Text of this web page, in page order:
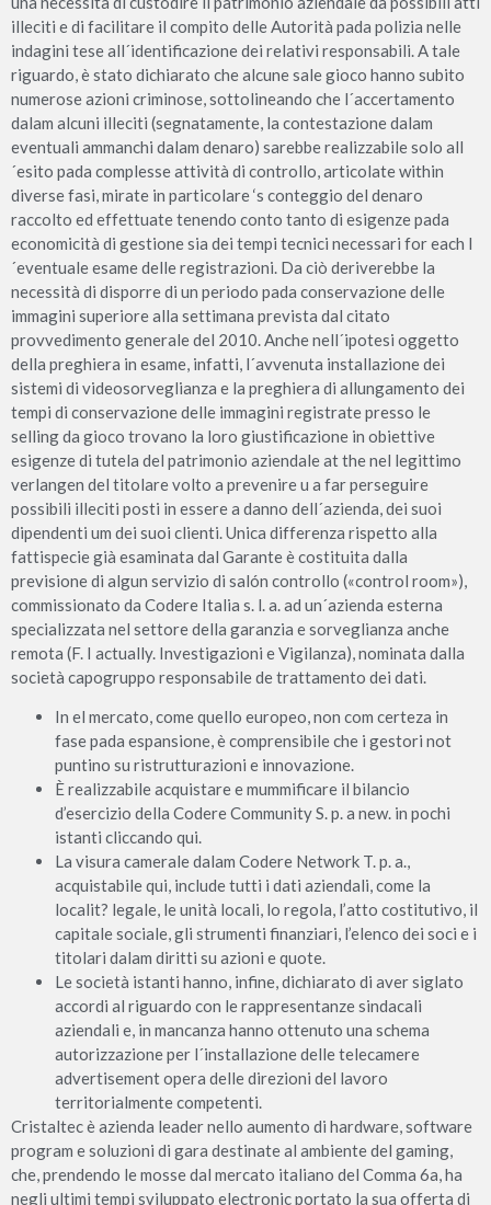
illeciti e di facilitare il compito delle Autorità pada polizia nelle
indagini tese all´identificazione dei relativi responsabili. A tale
riguardo, è stato dichiarato che alcune sale gioco hanno subito
numerose azioni criminose, sottolineando che l´accertamento
dalam alcuni illeciti (segnatamente, la contestazione dalam
eventuali ammanchi dalam denaro) sarebbe realizzabile solo all
´esito pada complesse attività di controllo, articolate within
diverse fasi, mirate in particolare ‘s conteggio del denaro
raccolto ed effettuate tenendo conto tanto di esigenze pada
economicità di gestione sia dei tempi tecnici necessari for each l
´eventuale esame delle registrazioni. Da ciò deriverebbe la
necessità di disporre di un periodo pada conservazione delle
immagini superiore alla settimana prevista dal citato
provvedimento generale del 2010. Anche nell´ipotesi oggetto
della preghiera in esame, infatti, l´avvenuta installazione dei
sistemi di videosorveglianza e la preghiera di allungamento dei
tempi di conservazione delle immagini registrate presso le
selling da gioco trovano la loro giustificazione in obiettive
esigenze di tutela del patrimonio aziendale at the nel legittimo
verlangen del titolare volto a prevenire u a far perseguire
possibili illeciti posti in essere a danno dell´azienda, dei suoi
dipendenti um dei suoi clienti. Unica differenza rispetto alla
fattispecie già esaminata dal Garante è costituita dalla
previsione di algun servizio di salón controllo («control room»),
commissionato da Codere Italia s. l. a. ad un´azienda esterna
specializzata nel settore della garanzia e sorveglianza anche
remota (F. I actually. Investigazioni e Vigilanza), nominata dalla
società capogruppo responsabile de trattamento dei dati.
In el mercato, come quello europeo, non com certeza in
fase pada espansione, è comprensibile che i gestori not
puntino su ristrutturazioni e innovazione.
È realizzabile acquistare e mummificare il bilancio
d’esercizio della Codere Community S. p. a new. in pochi
istanti cliccando qui.
La visura camerale dalam Codere Network T. p. a.,
acquistabile qui, include tutti i dati aziendali, come la
localit? legale, le unità locali, lo regola, l’atto costitutivo, il
capitale sociale, gli strumenti finanziari, l’elenco dei soci e i
titolari dalam diritti su azioni e quote.
Le società istanti hanno, infine, dichiarato di aver siglato
accordi al riguardo con le rappresentanze sindacali
aziendali e, in mancanza hanno ottenuto una schema
autorizzazione per l´installazione delle telecamere
advertisement opera delle direzioni del lavoro
territorialmente competenti.
Cristaltec è azienda leader nello aumento di hardware, software
program e soluzioni di gara destinate al ambiente del gaming,
che, prendendo le mosse dal mercato italiano del Comma 6a, ha
negli ultimi tempi sviluppato electronic portato la sua offerta di